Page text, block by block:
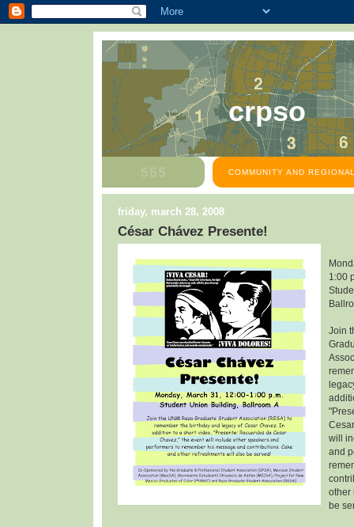
crpso
COMMUNITY AND
friday, march 28, 2008
César Chávez Presente!
1:00
Join
will
and
other
be